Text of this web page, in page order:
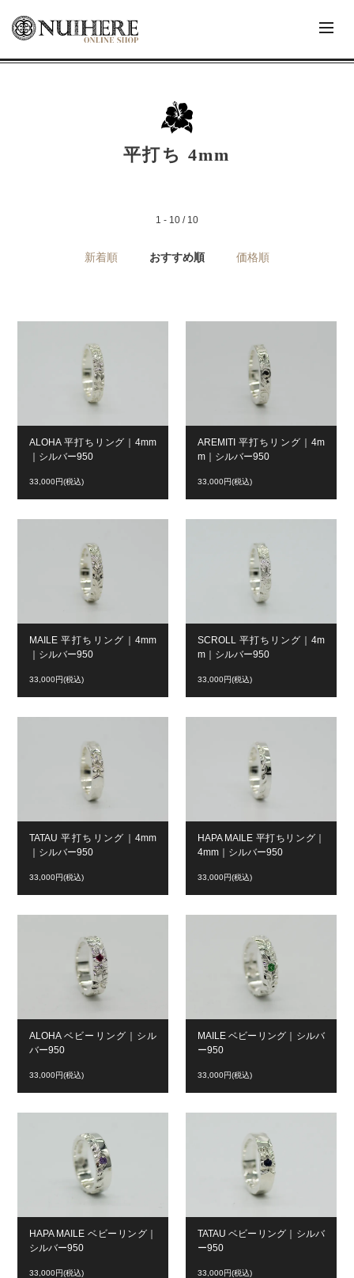
平打ち 4mm
1 - 10 / 10
新着順 おすすめ順 価格順
ALOHA 平打ちリング｜4mm
｜シルバー950
33,000円(税込)
AREMITI 平打ちリング｜4m
m｜シルバー950
33,000円(税込)
MAILE 平打ちリング｜4mm
｜シルバー950
33,000円(税込)
SCROLL 平打ちリング｜4m
m｜シルバー950
33,000円(税込)
TATAU 平打ちリング｜4mm
｜シルバー950
33,000円(税込)
HAPA MAILE 平打ちリング｜
4mm｜シルバー950
33,000円(税込)
ALOHA ベビーリング｜シル
バー950
33,000円(税込)
MAILE ベビーリング｜シルバ
ー950
33,000円(税込)
HAPA MAILE ベビーリング｜
シルバー950
33,000円(税込)
TATAU ベビーリング｜シルバ
ー950
33,000円(税込)